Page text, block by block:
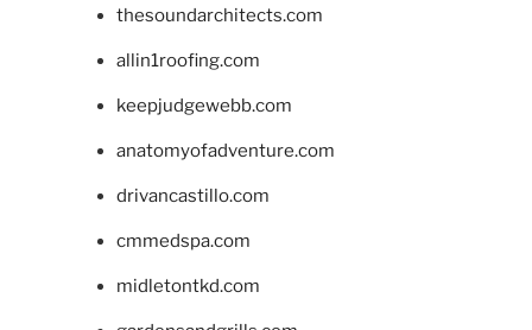
thesoundarchitects.com
allin1roofing.com
keepjudgewebb.com
anatomyofadventure.com
drivancastillo.com
cmmedspa.com
midletontkd.com